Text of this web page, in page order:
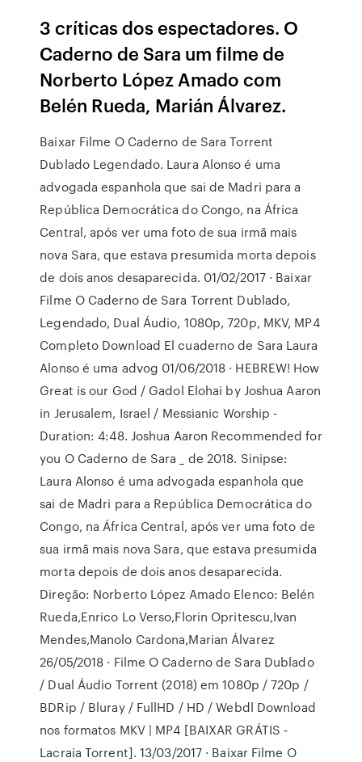
3 críticas dos espectadores. O
Caderno de Sara um filme de
Norberto López Amado com
Belén Rueda, Marián Álvarez.
Baixar Filme O Caderno de Sara Torrent
Dublado Legendado. Laura Alonso é uma
advogada espanhola que sai de Madri para a
República Democrática do Congo, na África
Central, após ver uma foto de sua irmã mais
nova Sara, que estava presumida morta depois
de dois anos desaparecida. 01/02/2017 · Baixar
Filme O Caderno de Sara Torrent Dublado,
Legendado, Dual Áudio, 1080p, 720p, MKV, MP4
Completo Download El cuaderno de Sara Laura
Alonso é uma advog 01/06/2018 · HEBREW! How
Great is our God / Gadol Elohai by Joshua Aaron
in Jerusalem, Israel / Messianic Worship -
Duration: 4:48. Joshua Aaron Recommended for
you O Caderno de Sara _ de 2018. Sinipse:
Laura Alonso é uma advogada espanhola que
sai de Madri para a República Democrática do
Congo, na África Central, após ver uma foto de
sua irmã mais nova Sara, que estava presumida
morta depois de dois anos desaparecida.
Direção: Norberto López Amado Elenco: Belén
Rueda,Enrico Lo Verso,Florin Opritescu,Ivan
Mendes,Manolo Cardona,Marian Álvarez
26/05/2018 · Filme O Caderno de Sara Dublado
/ Dual Áudio Torrent (2018) em 1080p / 720p /
BDRip / Bluray / FullHD / HD / Webdl Download
nos formatos MKV | MP4 [BAIXAR GRÁTIS -
Lacraia Torrent]. 13/03/2017 · Baixar Filme O